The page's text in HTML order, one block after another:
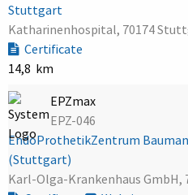
Stuttgart
Katharinenhospital, 70174
Certificate
14,8 km
EPZmax
EPZ-046
EndoProthetikZentrum
(Stuttgart)
Karl-Olga-Krankenhaus